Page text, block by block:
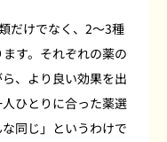
だけでなく、2～3種
す。それぞれの薬の
、より良い効果を出
ひとりに合った薬選
同じ」というわけで